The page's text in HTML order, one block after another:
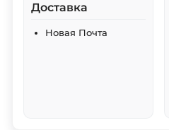
Доставка
Новая Почта